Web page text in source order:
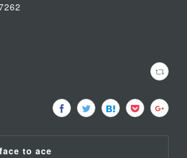
face to ace